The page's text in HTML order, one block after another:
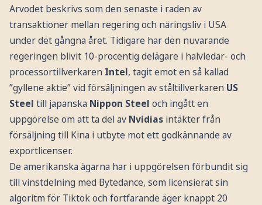
Arvodet beskrivs som den senaste i raden av
transaktioner mellan regering och näringsliv i USA
under det gångna året. Tidigare har den nuvarande
regeringen blivit 10-procentig delägare i halvledar- och
processortillverkaren Intel, tagit emot en så kallad
”gyllene aktie” vid försäljningen av ståltillverkaren US
Steel till japanska Nippon Steel och ingått en
uppgörelse om att ta del av Nvidias intäkter från
försäljning till Kina i utbyte mot ett godkännande av
exportlicenser.
De amerikanska ägarna har i uppgörelsen förbundit sig
till vinstdelning med Bytedance, som licensierat sin
algoritm för Tiktok och fortfarande äger knappt 20